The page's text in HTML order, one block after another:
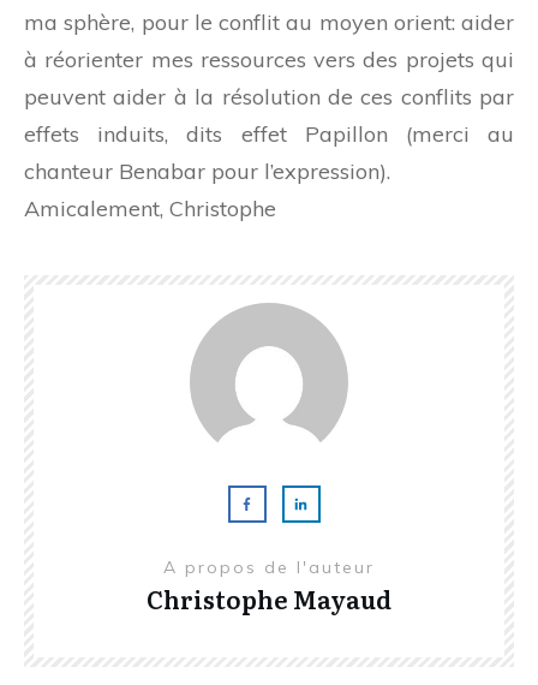
ma sphère, pour le conflit au moyen orient: aider
à réorienter mes ressources vers des projets qui
peuvent aider à la résolution de ces conflits par
effets induits, dits effet Papillon (merci au
chanteur Benabar pour l’expression).
Amicalement, Christophe
A propos de l'auteur
Christophe Mayaud